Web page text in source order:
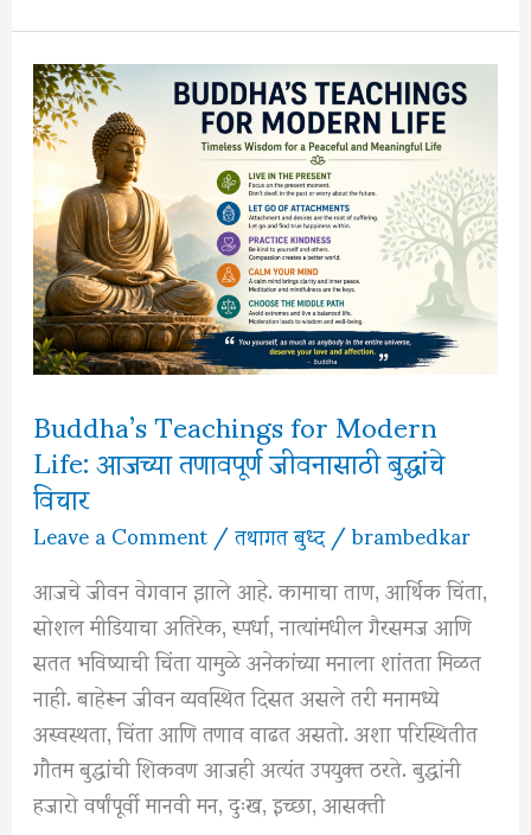
(Model
Code
of
Conduct)
म्हणजे
काय?
संपूर्ण
माहिती
Buddha’s Teachings for Modern
Life: आजच्या तणावपूर्ण जीवनासाठी बुद्धांचे
विचार
Leave a Comment/तथागत बुध्द/brambedkar
आजचे जीवन वेगवान झाले आहे. कामाचा ताण, आर्थिक चिंता,
सोशल मीडियाचा अतिरेक, स्पर्धा, नात्यांमधील गैरसमज आणि
सतत भविष्याची चिंता यामुळे अनेकांच्या मनाला शांतता मिळत
नाही. बाहेरून जीवन व्यवस्थित दिसत असले तरी मनामध्ये
अस्वस्थता, चिंता आणि तणाव वाढत असतो. अशा परिस्थितीत
गौतम बुद्धांची शिकवण आजही अत्यंत उपयुक्त ठरते. बुद्धांनी
हजारो वर्षांपूर्वी मानवी मन, दुःख, इच्छा, आसक्ती